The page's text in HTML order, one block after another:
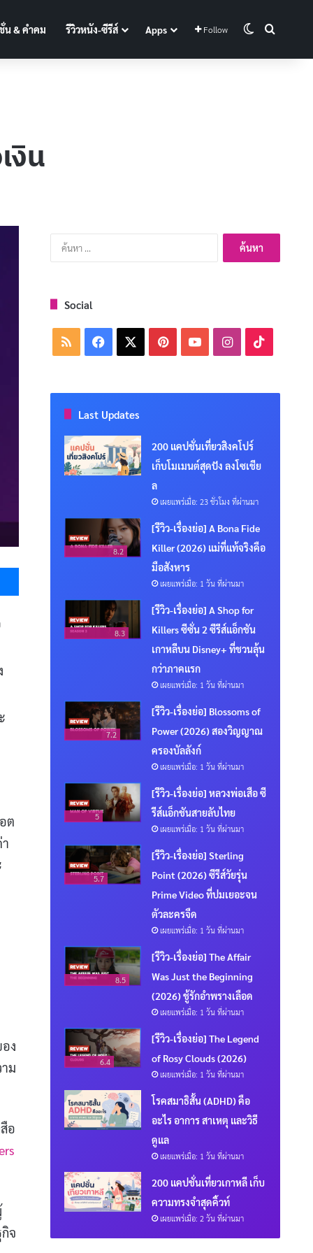
น & คำคม รีวิวหนัง-ซีรีส์ Apps Follow Switch skin
งิน
Messenger
ต
ง
ม
อ
จ
ค้นหา
สำหรับ:
Social
RSS Facebook PinterestYouTubeInstagram
Last Updates
200 แคปชั่นเที่ยวสิงคโปร์
เก็บโมเมนต์สุดปัง ลงโซเชีย
ล
เผยแพร่เมื่อ: 23 ชั่วโมง ที่ผ่านมา
8.2
[รีวิว-เรื่องย่อ] A Bona Fide
Killer (2026) แม่ที่แท้จริงคือ
มือสังหาร
เผยแพร่เมื่อ: 1 วัน ที่ผ่านมา
8.3
[รีวิว-เรื่องย่อ] A Shop for
Killers ซีซั่น 2 ซีรีส์แอ็กชัน
เกาหลีบน Disney+ ที่ชวนลุ้น
กว่าภาคแรก
เผยแพร่เมื่อ: 1 วัน ที่ผ่านมา
7.2
[รีวิว-เรื่องย่อ] Blossoms of
Power (2026) สองวิญญาณ
ครองบัลลังก์
เผยแพร่เมื่อ: 1 วัน ที่ผ่านมา
5
[รีวิว-เรื่องย่อ] หลวงพ่อเสือ ซี
รีส์แอ็กชันสายลับไทย
เผยแพร่เมื่อ: 1 วัน ที่ผ่านมา
5.7
[รีวิว-เรื่องย่อ] Sterling
Point (2026) ซีรีส์วัยรุ่น
Prime Video ที่ปมเยอะจน
ตัวละครจืด
เผยแพร่เมื่อ: 1 วัน ที่ผ่านมา
8.5
[รีวิว-เรื่องย่อ] The Affair
Was Just the Beginning
(2026) ชู้รักอำพรางเลือด
เผยแพร่เมื่อ: 1 วัน ที่ผ่านมา
6.4
[รีวิว-เรื่องย่อ] The Legend
of Rosy Clouds (2026)
เผยแพร่เมื่อ: 1 วัน ที่ผ่านมา
โรคสมาธิสั้น (ADHD) คือ
อะไร อาการ สาเหตุ และวิธี
ดูแล
เผยแพร่เมื่อ: 1 วัน ที่ผ่านมา
200 แคปชั่นเที่ยวเกาหลี เก็บ
ความทรงจำสุดคิ้วท์
เผยแพร่เมื่อ: 2 วัน ที่ผ่านมา